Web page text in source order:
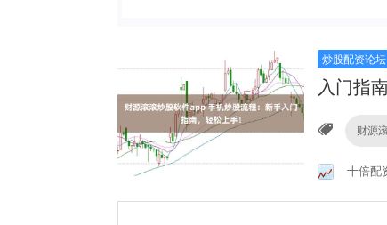
炒股配资论坛
入门指
财源
十倍配